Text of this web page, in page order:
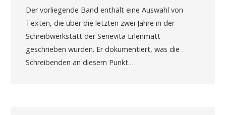
Der vorliegende Band enthält eine Auswahl von
Texten, die über die letzten zwei Jahre in der
Schreibwerkstatt der Senevita Erlenmatt
geschrieben wurden. Er dokumentiert, was die
Schreibenden an diesem Punkt…